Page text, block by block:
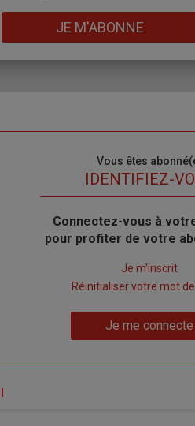
JE M'ABONNE
Vous êtes
IDENTIFIEZ-
Body
Connectez-vous à
pour profiter de votre
compte"
Je m'inscrit
Réinitialiser votre mot
Je me connecte